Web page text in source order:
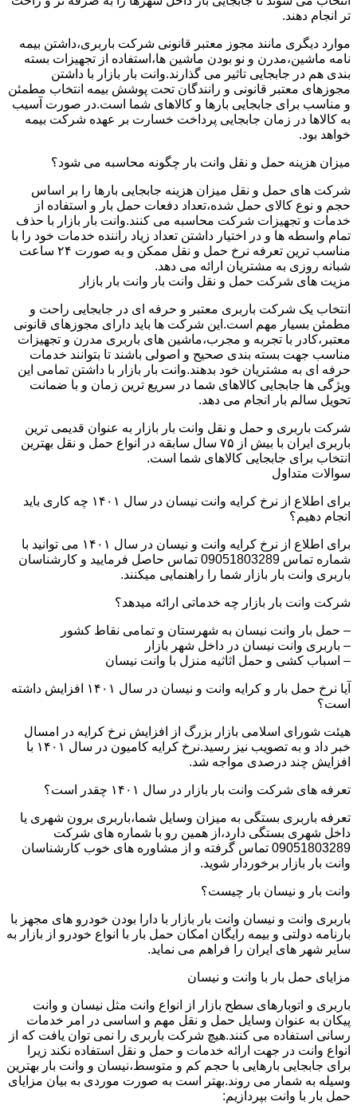
تر انجام دهند.
موارد دیگری مانند مجوز معتبر قانونی شرکت باربری،داشتن بیمه
نامه ماشین،مدرن و نو بودن ماشین ها،استفاده از تجهیزات بسته
بندی هم در جابجایی تاثیر می گذارند.وانت بار بازار با داشتن
مجوزهای معتبر قانونی و رانندگان تحت پوشش بیمه انتخاب مطمئن
و مناسب برای جابجایی بارها و کالاهای شما است.در صورت آسیب
به کالاها در زمان جابجایی پرداخت خسارت بر عهده شرکت بیمه
خواهد بود.
میزان هزینه حمل و نقل وانت بار چگونه محاسبه می شود؟
شرکت های حمل و نقل میزان هزینه جابجایی بارها را بر اساس
حجم و نوع کالای حمل شده،تعداد دفعات حمل بار و استفاده از
خدمات و تجهیزات شرکت محاسبه می کنند.وانت بار بازار با حذف
تمام واسطه ها و در اختیار داشتن تعداد زیاد راننده خدمات خود را با
مناسب ترین تعرفه نرخ حمل و نقل ممکن و به صورت ۲۴ ساعت
شبانه روزی به مشتریان ارائه می دهد.
مزیت های شرکت حمل و نقل وانت بار وانت بار بازار
انتخاب یک شرکت باربری معتبر و حرفه ای در جابجایی راحت و
مطمئن بسیار مهم است.این شرکت ها باید دارای مجوزهای قانونی
معتبر،کادر با تجربه و مجرب،ماشین های باربری مدرن و تجهیزات
مناسب جهت بسته بندی صحیح و اصولی باشند تا بتوانند خدمات
حرفه ای به مشتریان خود بدهند.وانت بار بازار با داشتن تمامی این
ویژگی ها جابجایی کالاهای شما در سریع ترین زمان و با ضمانت
تحویل سالم بار انجام می دهد.
شرکت باربری و حمل و نقل وانت بار بازار به عنوان قدیمی ترین
باربری ایران با بیش از ۷۵ سال سابقه در انواع حمل و نقل بهترین
انتخاب برای جابجایی کالاهای شما است.
سوالات متداول
برای اطلاع از نرخ کرایه وانت نیسان در سال ۱۴۰۱ چه کاری باید
انجام دهیم؟
برای اطلاع از نرخ کرایه وانت و نیسان در سال ۱۴۰۱ می توانید با
شماره تماس 09051803289 تماس حاصل فرمایید و کارشناسان
باربری وانت بار بازار شما را راهنمایی میکنند.
شرکت وانت بار بازار چه خدماتی ارائه میدهد؟
– حمل بار وانت نیسان به شهرستان و تمامی نقاط کشور
– باربری وانت نیسان در داخل شهر بازار
– اسباب کشی و حمل اثاثیه منزل با وانت نیسان
آیا نرخ حمل بار و کرایه وانت و نیسان در سال ۱۴۰۱ افزایش داشته
است؟
هیئت شورای اسلامی بازار بزرگ از افزایش نرخ کرایه در امسال
خبر داد و به تصویب نیز رسید.نرخ کرایه کامیون در سال ۱۴۰۱ با
افزایش چند درصدی مواجه شد.
تعرفه های شرکت وانت بار بازار در سال ۱۴۰۱ چقدر است؟
تعرفه باربری بستگی به میزان وسایل شما،باربری برون شهری یا
داخل شهری بستگی دارد،از همین رو با شماره های شرکت
09051803289 تماس گرفته و از مشاوره های خوب کارشناسان
وانت بار بازار برخوردار شوید.
وانت بار و نیسان بار چیست؟
باربری وانت و نیسان وانت بار بازار با دارا بودن خودرو های مجهز با
بارنامه دولتی و بیمه رایگان امکان حمل بار با انواع خودرو از بازار به
سایر شهر های ایران را فراهم می نماید.
مزایای حمل بار با وانت و نیسان
باربری و اتوبارهای سطح بازار از انواع وانت مثل نیسان و وانت
پیکان به عنوان وسایل حمل و نقل مهم و اساسی در امر خدمات
رسانی استفاده می کنند.هیچ شرکت باربری را نمی توان یافت که از
انواع وانت در جهت ارائه خدمات و حمل و نقل استفاده نکند زیرا
برای جابجایی بارهایی با حجم کم و متوسط،نیسان و وانت بار بهترین
وسیله به شمار می روند.بهتر است به صورت موردی به بیان مزایای
حمل بار با وانت بپردازیم: